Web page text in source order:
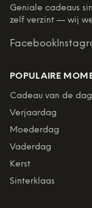
Geniale cadeaus
zelf verzint — wij
Facebook
POPULAIRE
Cadeau van de dag
Verjaardag
Moederdag
Vaderdag
Kerst
Sinterklaas